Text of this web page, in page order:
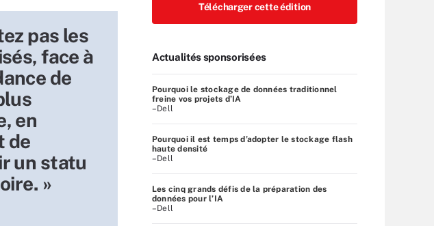
pas les
face à
de
en
de
un statu
»
Télécharger cette édition
Actualités sponsorisées
Pourquoi le stockage de données traditionnel
freine vos projets d’IA
–Dell
Pourquoi il est temps d’adopter le stockage flash
haute densité
–Dell
Les cinq grands défis de la préparation des
données pour l’IA
–Dell